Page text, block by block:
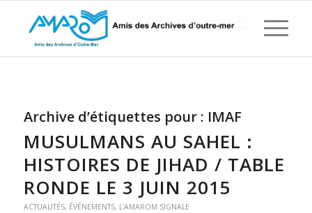
Archive d’étiquettes pour : IMAF
MUSULMANS AU SAHEL :
HISTOIRES DE JIHAD / TABLE
RONDE LE 3 JUIN 2015
ACTUALITÉS, ÉVÉNEMENTS, L'AMAROM SIGNALE